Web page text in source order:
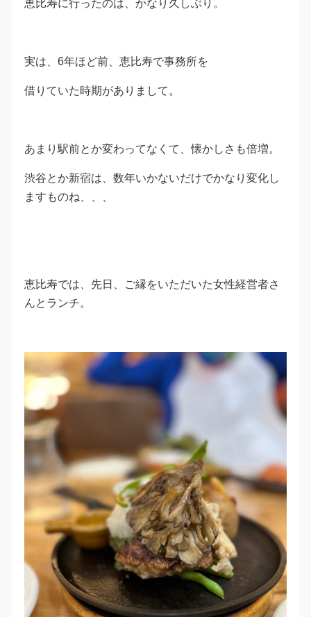
恵比寿に行ったのは、かなり久しぶり。
実は、6年ほど前、恵比寿で事務所を
借りていた時期がありまして。
あまり駅前とか変わってなくて、懐かしさも倍増。
渋谷とか新宿は、数年いかないだけでかなり変化し
ますものね、、、
恵比寿では、先日、ご縁をいただいた女性経営者さ
んとランチ。